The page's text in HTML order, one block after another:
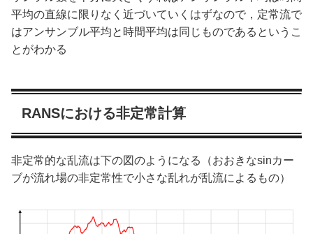
平均の直線に限りなく近づいていくはずなので，定常流で
はアンサンブル平均と時間平均は同じものであるというこ
とがわかる
RANSにおける非定常計算
非定常的な乱流は下の図のようになる（おおきなsinカー
ブが流れ場の非定常性で小さな乱れが乱流によるもの）